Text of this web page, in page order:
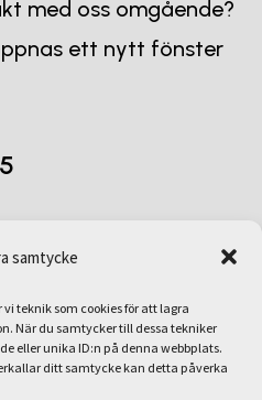
samtycke
teknik som cookies för att lagra
När du samtycker till dessa tekniker
eller unika ID:n på denna webbplats.
ditt samtycke kan detta påverka
med oss omgående?
ett nytt fönster